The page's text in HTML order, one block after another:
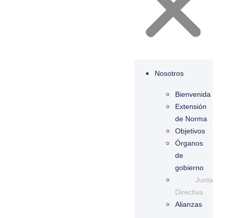
Nosotros
Bienvenida
Extensión
de Norma
Objetivos
Órganos
de
gobierno
Junta
Directiva
Alianzas